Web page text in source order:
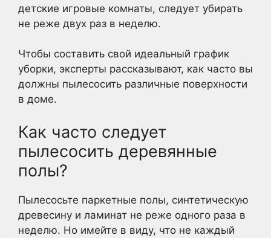
детские игровые комнаты, следует убирать
не реже двух раз в неделю.
Чтобы составить свой идеальный график
уборки, эксперты рассказывают, как часто вы
должны пылесосить различные поверхности
в доме.
Как часто следует
пылесосить деревянные
полы?
Пылесосьте паркетные полы, синтетическую
древесину и ламинат не реже одного раза в
неделю. Но имейте в виду, что не каждый